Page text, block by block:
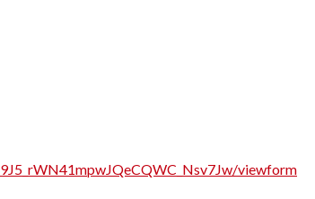
9J5_rWN41mpwJQeCQWC_Nsv7Jw/viewform